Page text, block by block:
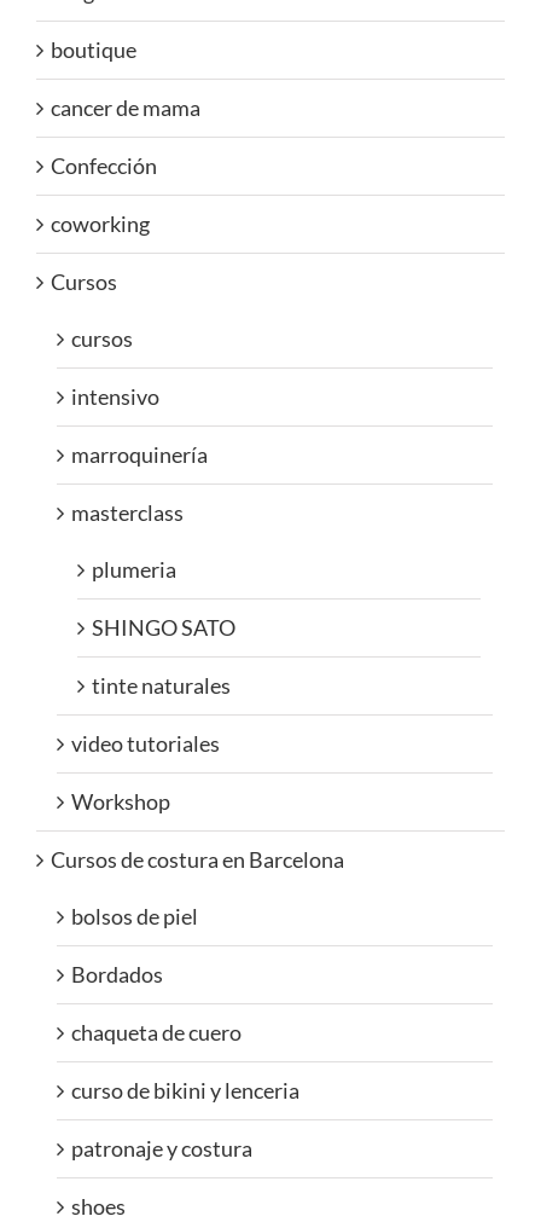
boutique
cancer de mama
Confección
coworking
Cursos
cursos
intensivo
marroquinería
masterclass
plumeria
SHINGO SATO
tinte naturales
video tutoriales
Workshop
Cursos de costura en Barcelona
bolsos de piel
Bordados
chaqueta de cuero
curso de bikini y lenceria
patronaje y costura
shoes